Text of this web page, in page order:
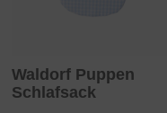
Waldorf Puppen
Schlafsack